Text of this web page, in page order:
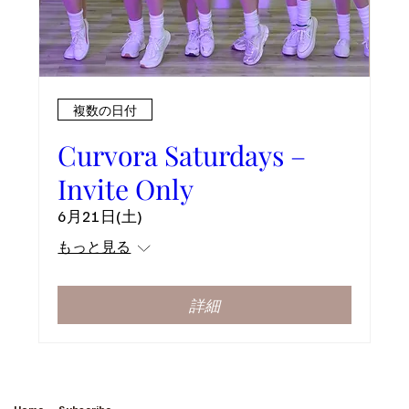
複数の日付
Curvora Saturdays –
Invite Only
6月21日(土)
もっと見る
詳細